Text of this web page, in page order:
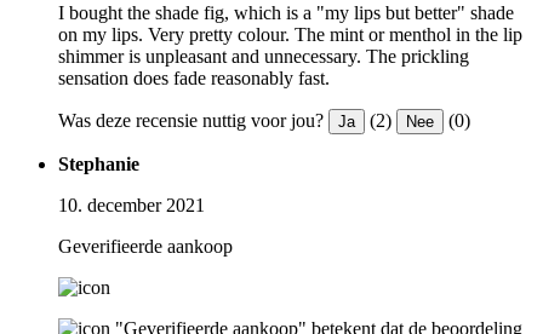
I bought the shade fig, which is a "my lips but better" shade
on my lips. Very pretty colour. The mint or menthol in the lip
shimmer is unpleasant and unnecessary. The prickling
sensation does fade reasonably fast.
Was deze recensie nuttig voor jou? Ja (2) Nee (0)
Stephanie
10. december 2021
Geverifieerde aankoop
"Geverifieerde aankoop" betekent dat de beoordeling